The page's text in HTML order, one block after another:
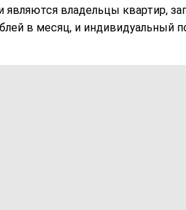
владельцы квартир,
в месяц, и индивидуальный